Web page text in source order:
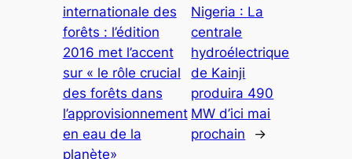
internationale des
forêts : l’édition
2016 met l’accent
sur « le rôle crucial
des forêts dans
l’approvisionnement
en eau de la
planète»
Nigeria : La
centrale
hydroélectrique
de Kainji
produira 490
MW d’ici mai
prochain
→